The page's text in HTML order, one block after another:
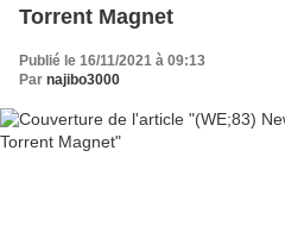
Torrent Magnet
Publié le 16/11/2021 à 09:13
Par najibo3000